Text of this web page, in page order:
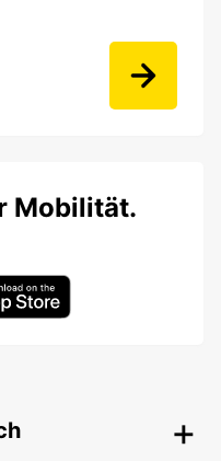
Mobilität.